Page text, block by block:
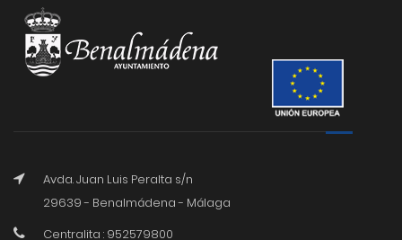
Avda. Juan Luis Peralta s/n
29639 - Benalmádena - Málaga
Centralita : 952579800